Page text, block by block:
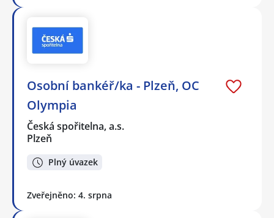
Osobní bankéř/ka - Plzeň, OC
Olympia
Česká spořitelna, a.s.
Plzeň
Plný úvazek
Zveřejněno: 4. srpna